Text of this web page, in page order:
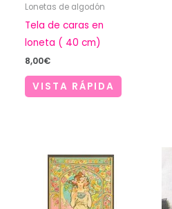
Lonetas de algodón
Tela de caras en
loneta ( 40 cm)
8,00€
VISTA RÁPIDA